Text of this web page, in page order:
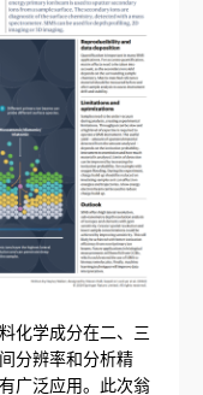
化学成分在二、三
分辨率和分析精
广泛应用。此次翁